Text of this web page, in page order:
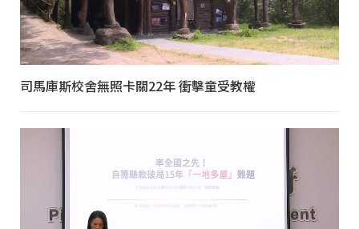
司馬庫斯校舍無照卡關22年 衝擊童受教權